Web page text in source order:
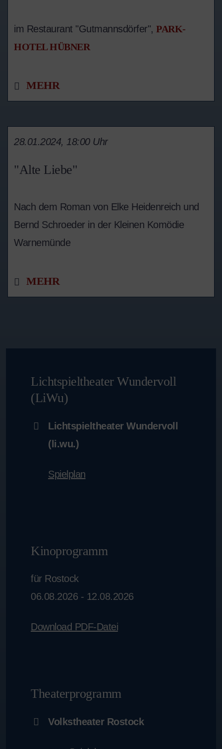
im Restaurant "Gutmannsdörfer", PARK-
HOTEL HÜBNER
MEHR
"Alte Liebe"
28.01.2024, 18:00 Uhr
Nach dem Roman von Elke Heidenreich und
Bernd Schroeder in der Kleinen Komödie
Warnemünde
MEHR
Lichtspieltheater Wundervoll
(LiWu)
Lichtspieltheater Wundervoll
(li.wu.)
Spielplan
Kinoprogramm
für Rostock
06.08.2026 - 12.08.2026
Download PDF-Datei
Theaterprogramm
Volkstheater Rostock